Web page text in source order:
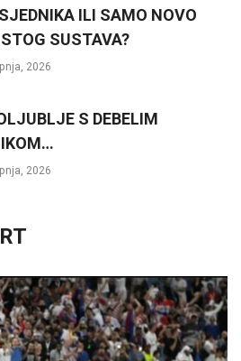
ILI SAMO NOVO
SUSTAVA?
2026
S DEBELIM
2026